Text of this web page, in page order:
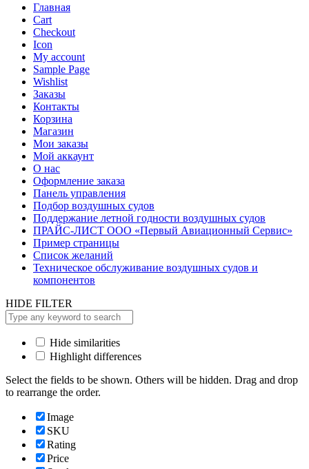
Главная
Cart
Checkout
Icon
My account
Sample Page
Wishlist
Заказы
Контакты
Корзина
Магазин
Мои заказы
Мой аккаунт
О нас
Оформление заказа
Панель управления
Подбор воздушных судов
Поддержание летной годности воздушных судов
ПРАЙС-ЛИСТ ООО «Первый Авиационный Сервис»
Пример страницы
Список желаний
Техническое обслуживание воздушных судов и
компонентов
HIDE FILTER
Hide similarities
Highlight differences
Select the fields to be shown. Others will be hidden. Drag and drop
to rearrange the order.
Image
SKU
Rating
Price